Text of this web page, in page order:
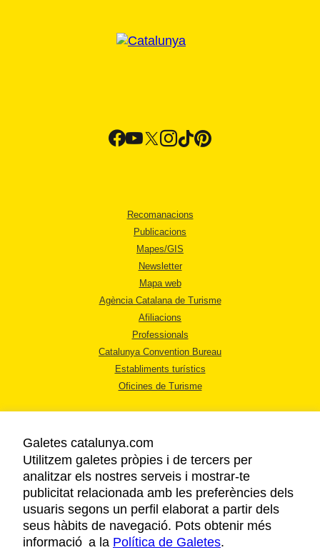
Recomanacions
Publicacions
Mapes/GIS
Newsletter
Mapa web
Agència Catalana de Turisme
Afiliacions
Professionals
Catalunya Convention Bureau
Establiments turístics
Oficines de Turisme
AVÍS LEGAL
POLÍTICA DE PRIVACITAT
COOKIES
ACCESSIBILITAT
Galetes catalunya.com
Utilitzem galetes pròpies i de tercers per
analitzar els nostres serveis i mostrar-te
publicitat relacionada amb les preferències dels
usuaris segons un perfil elaborat a partir dels
seus hàbits de navegació. Pots obtenir més
informació a la Política de Galetes.